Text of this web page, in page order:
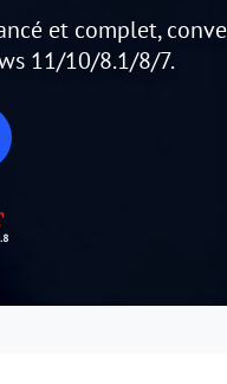
et complet,
11/10/8.1/8/7.